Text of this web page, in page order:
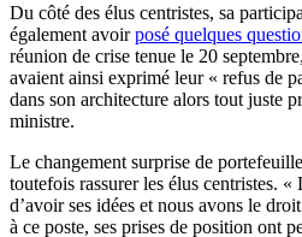
Du côté des élus centristes, sa
également avoirposé quelques
réunion de crise tenue le 20
avaient ainsi exprimé leur « refus de
dans son architecture alors tout juste
ministre.
Le changement surprise de
toutefois rassurer les élus centristes.
d’avoir ses idées et nous avons le
à ce poste, ses prises de position ont